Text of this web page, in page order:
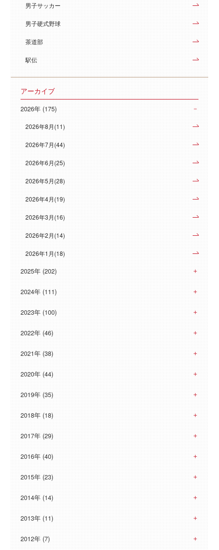
男子サッカー
男子硬式野球
茶道部
駅伝
アーカイブ
2026年 (175)
2026年8月(11)
2026年7月(44)
2026年6月(25)
2026年5月(28)
2026年4月(19)
2026年3月(16)
2026年2月(14)
2026年1月(18)
2025年 (202)
2024年 (111)
2023年 (100)
2022年 (46)
2021年 (38)
2020年 (44)
2019年 (35)
2018年 (18)
2017年 (29)
2016年 (40)
2015年 (23)
2014年 (14)
2013年 (11)
2012年 (7)